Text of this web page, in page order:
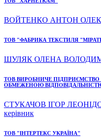
ВОЙТЕНКО АНТОН
ТОВ "ФАБРИКА ТЕКСТИЛЯ
ШУЛЯК ОЛЕНА
ТОВ ВИРОБНИЧЕ ПІДПРИЄМСТВО
ОБМЕЖЕНОЮ
СТУКАЧОВ ІГОР
керівник
ТОВ "ІНТЕРТЕКС УКРАЇНА"